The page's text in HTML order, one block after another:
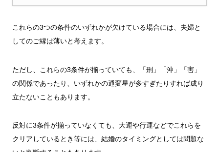
これらの3つの条件のいずれかが欠けている場合には、夫婦と
してのご縁は薄いと考えます。
ただし、これらの3条件が揃っていても、「刑」「沖」「害」
の関係であったり、いずれかの通変星が多すぎたりすれば成り
立たないこともあります。
反対に3条件が揃っていなくても、大運や行運などでこれらを
クリアしているとき等には、結婚のタイミングとしては問題な